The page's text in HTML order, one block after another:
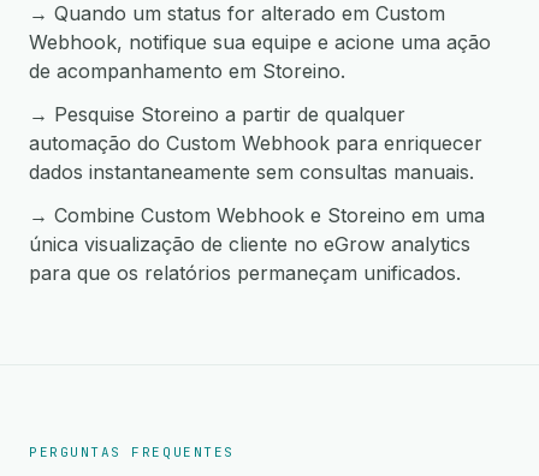
→ Quando um status for alterado em Custom
Webhook, notifique sua equipe e acione uma ação
de acompanhamento em Storeino.
→ Pesquise Storeino a partir de qualquer
automação do Custom Webhook para enriquecer
dados instantaneamente sem consultas manuais.
→ Combine Custom Webhook e Storeino em uma
única visualização de cliente no eGrow analytics
para que os relatórios permaneçam unificados.
PERGUNTAS FREQUENTES